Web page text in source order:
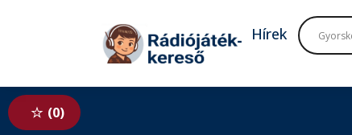
Tovább a tartalomhoz
Hírek
0